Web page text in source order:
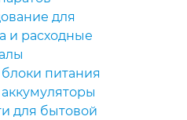
для
и расходные
питания
для бытовой